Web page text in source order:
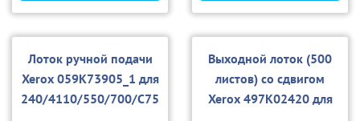
Лоток ручной подачи
Xerox 059K73905_1 для
240/4110/550/700/С75
Выходной лоток (500
листов) со сдвигом
Xerox 497K02420 для